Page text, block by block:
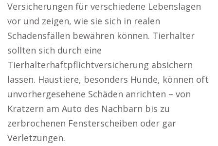
Versicherungen für verschiedene Lebenslagen
vor und zeigen, wie sie sich in realen
Schadensfällen bewähren können. Tierhalter
sollten sich durch eine
Tierhalterhaftpflichtversicherung absichern
lassen. Haustiere, besonders Hunde, können oft
unvorhergesehene Schäden anrichten – von
Kratzern am Auto des Nachbarn bis zu
zerbrochenen Fensterscheiben oder gar
Verletzungen.